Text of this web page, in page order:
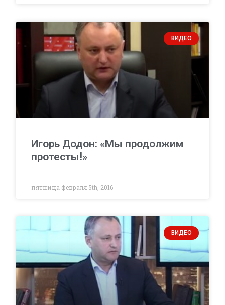
ВИДЕО
Игорь Додон: «Мы продолжим
протесты!»
пятница февраля 5th, 2016
ВИДЕО